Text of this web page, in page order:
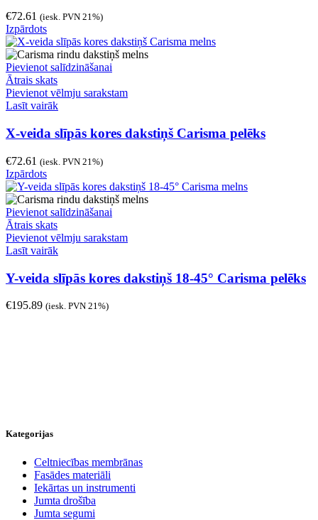
€72.61 (iesk. PVN 21%)
Izpārdots
Pievienot salīdzināšanai
Ātrais skats
Pievienot vēlmju sarakstam
Lasīt vairāk
X-veida slīpās kores dakstiņš Carisma pelēks
€72.61 (iesk. PVN 21%)
Izpārdots
Pievienot salīdzināšanai
Ātrais skats
Pievienot vēlmju sarakstam
Lasīt vairāk
Y-veida slīpās kores dakstiņš 18-45° Carisma pelēks
€195.89 (iesk. PVN 21%)
Kategorijas
Celtniecības membrānas
Fasādes materiāli
Iekārtas un instrumenti
Jumta drošība
Jumta segumi